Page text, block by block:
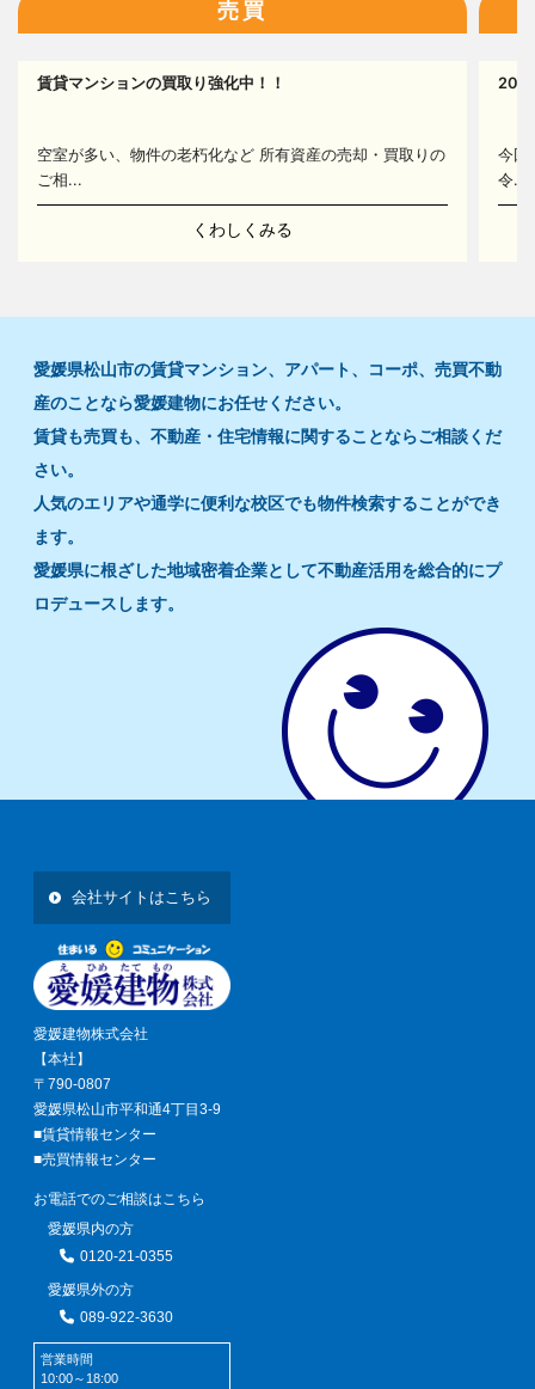
17
売買
賃貸マンションの買取り強化中！！
空室が多い、物件の老朽化など 所有資産の売却・買取りの
ご相...
くわしくみる
今回
令...
愛媛県松山市の賃貸マンション、アパート、コーポ、売買不動
産のことなら愛媛建物にお任せください。
賃貸も売買も、不動産・住宅情報に関することならご相談くだ
さい。
人気のエリアや通学に便利な校区でも物件検索することができ
ます。
愛媛県に根ざした地域密着企業として不動産活用を総合的にプ
ロデュースします。
会社サイトはこちら
愛媛建物株式会社
【本社】
〒790-0807
愛媛県松山市平和通4丁目3-9
■賃貸情報センター
■売買情報センター
お電話でのご相談はこちら
愛媛県内の方
0120-21-0355
愛媛県外の方
089-922-3630
営業時間
10:00～18:00